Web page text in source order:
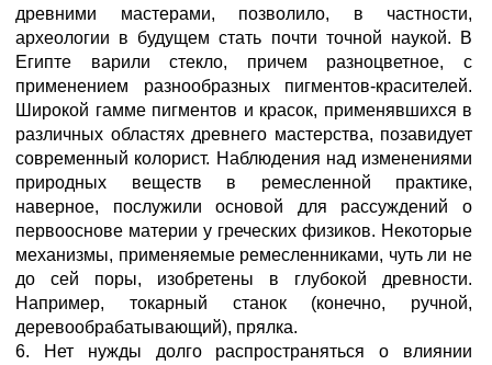
древними мастерами, позволило, в частности,
археологии в будущем стать почти точной наукой. В
Египте варили стекло, причем разноцветное, с
применением разнообразных пигментов-красителей.
Широкой гамме пигментов и красок, применявшихся в
различных областях древнего мастерства, позавидует
современный колорист. Наблюдения над изменениями
природных веществ в ремесленной практике,
наверное, послужили основой для рассуждений о
первооснове материи у греческих физиков. Некоторые
механизмы, применяемые ремесленниками, чуть ли не
до сей поры, изобретены в глубокой древности.
Например, токарный станок (конечно, ручной,
деревообрабатывающий), прялка.
6. Нет нужды долго распространяться о влиянии